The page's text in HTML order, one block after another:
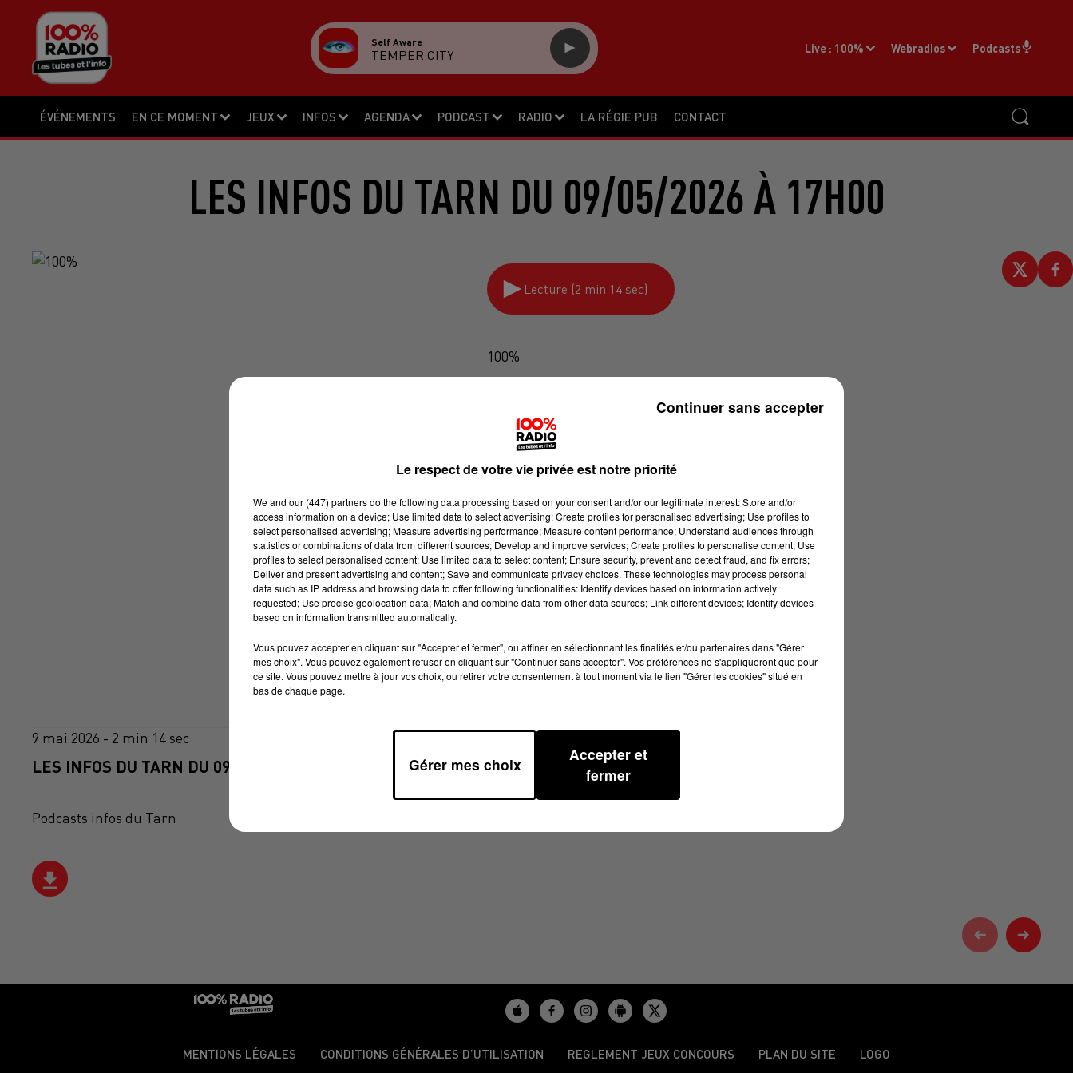
ÉVÉNEMENTS EN CE MOMENT JEUX INFOS AGENDA PODCAST RADIO LA RÉGIE PUB CONTACT
Live : 100% Webradios Podcasts
Self Aware
TEMPER CITY
LES INFOS DU TARN DU 09/05/2026 À 17H00
Lecture (2 min 14 sec)
100%
9 mai 2026 - 2 min 14 sec
LES INFOS DU TARN DU 09/05/2026 À 17H00
Podcasts infos du Tarn
MENTIONS LÉGALES CONDITIONS GÉNÉRALES D’UTILISATION REGLEMENT JEUX CONCOURS PLAN DU SITE LOGO
Le respect de votre vie privée est notre priorité
We and our (447) partnersdo the following data processing based on your consent and/or our legitimate interest: Store and/or
access information on a device; Use limited data to select advertising; Create profiles for personalised advertising; Use profiles to
select personalised advertising; Measure advertising performance; Measure content performance; Understand audiences through
statistics or combinations of data from different sources; Develop and improve services; Create profiles to personalise content; Use
profiles to select personalised content; Use limited data to select content; Ensure security, prevent and detect fraud, and fix errors;
Deliver and present advertising and content; Save and communicate privacy choices. These technologies may process personal
data such as IP address and browsing data to offer following functionalities: Identify devices based on information actively
requested; Use precise geolocation data; Match and combine data from other data sources; Link different devices; Identify devices
based on information transmitted automatically.
Vous pouvez accepter en cliquant sur "Accepter et fermer", ou affiner en sélectionnant les finalités et/ou partenaires dans "Gérer
mes choix". Vous pouvez également refuser en cliquant sur "Continuer sans accepter". Vos préférences ne s'appliqueront que pour
ce site. Vous pouvez mettre à jour vos choix, ou retirer votre consentement à tout moment via le lien "Gérer les cookies" situé en
bas de chaque page.
Gérer mes choix
Accepter et
fermer
Continuer sans accepter